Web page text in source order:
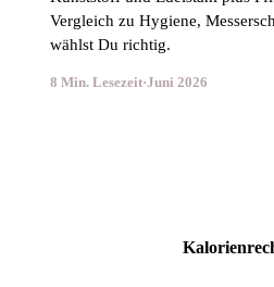
Vergleich zu Hygiene,
wählst Du richtig.
8 Min. Lesezeit·Juni 2026